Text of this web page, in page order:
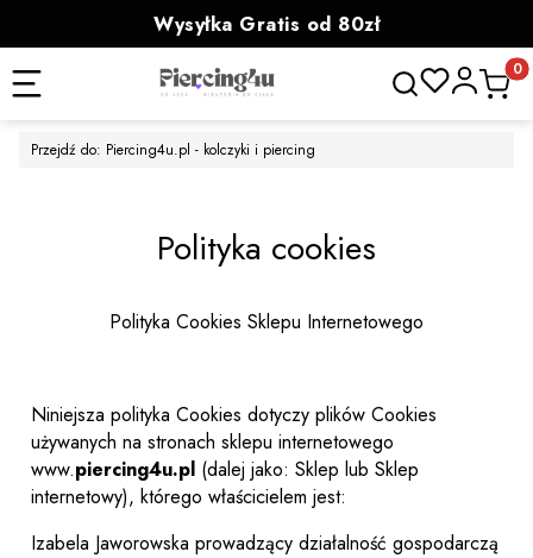
Wysyłka Gratis od 80zł
powyżej 100zł prezent
Otwórz
Przejdź do: Piercing4u.pl - kolczyki i piercing
Polityka cookies
Polityka Cookies Sklepu Internetowego
Niniejsza polityka Cookies dotyczy plików Cookies
używanych na stronach sklepu internetowego
www.piercing4u.pl (dalej jako: Sklep lub Sklep
internetowy), którego właścicielem jest:
Izabela Jaworowska prowadzący działalność gospodarczą